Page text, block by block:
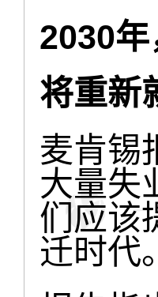
2030
将重新
麦肯锡
大量失
们应该
迁时代。